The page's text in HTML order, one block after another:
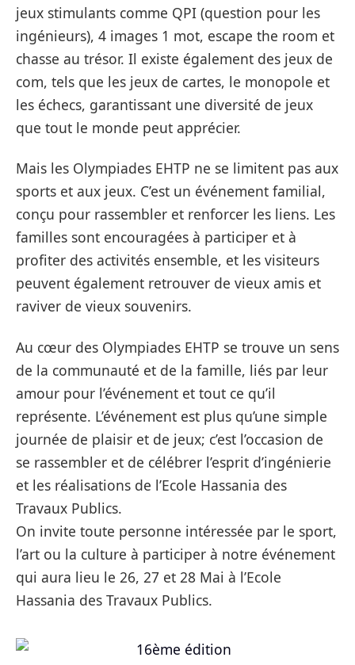
jeux stimulants comme QPI (question pour les
ingénieurs), 4 images 1 mot, escape the room et
chasse au trésor. Il existe également des jeux de
com, tels que les jeux de cartes, le monopole et
les échecs, garantissant une diversité de jeux
que tout le monde peut apprécier.
Mais les Olympiades EHTP ne se limitent pas aux
sports et aux jeux. C’est un événement familial,
conçu pour rassembler et renforcer les liens. Les
familles sont encouragées à participer et à
profiter des activités ensemble, et les visiteurs
peuvent également retrouver de vieux amis et
raviver de vieux souvenirs.
Au cœur des Olympiades EHTP se trouve un sens
de la communauté et de la famille, liés par leur
amour pour l’événement et tout ce qu’il
représente. L’événement est plus qu’une simple
journée de plaisir et de jeux; c’est l’occasion de
se rassembler et de célébrer l’esprit d’ingénierie
et les réalisations de l’Ecole Hassania des
Travaux Publics.
On invite toute personne intéressée par le sport,
l’art ou la culture à participer à notre événement
qui aura lieu le 26, 27 et 28 Mai à l’Ecole
Hassania des Travaux Publics.